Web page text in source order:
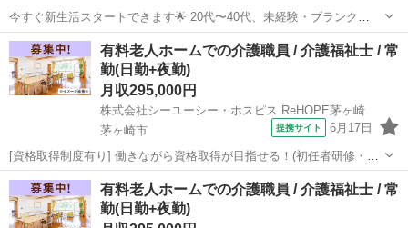
今すぐ新生活スタートできます🌟 20代〜40代、未経験・ブランク
OK！ 〇●LINEからの応募が可能になりました♪●〇 下記URLよりお友
達登録をお願いします☆ URL: https://lin.ee...
神奈川 茅ヶ崎市 工場
有料老人ホームでの介護職員 / 介護福祉士 / 常
勤(日勤+夜勤)
月収295,000円
株式会社シーユーシー・ホスピス ReHOPE茅ヶ崎
茅ヶ崎市
提携サイト 6月17日
[資格取得制度有り] 働きながら資格取得が目指せる！(初任者研修・実
務者研修・介護福祉士)/定年65歳以上 【施設名】 株式会社シーユーシ
ー・ホスピス ReHOPE茅ヶ崎 【勤務地】 神奈川県 茅ヶ崎市 【アクセ
ス】 ...
神奈川 茅ヶ崎市 介護福祉士
有料老人ホームでの介護職員 / 介護福祉士 / 常
勤(日勤+夜勤)